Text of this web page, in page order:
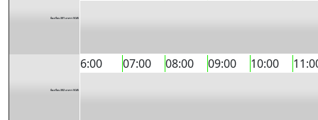
ห้องเรียน 301 อาคาร SC45
ห้องเรียน 302 อาคาร SC45
6:00 07:00 08:00 09:00 10:00